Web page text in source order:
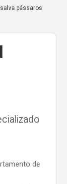
pássaros
de